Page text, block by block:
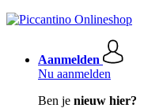
Aanmelden
Nu aanmelden
Ben je nieuw hier?